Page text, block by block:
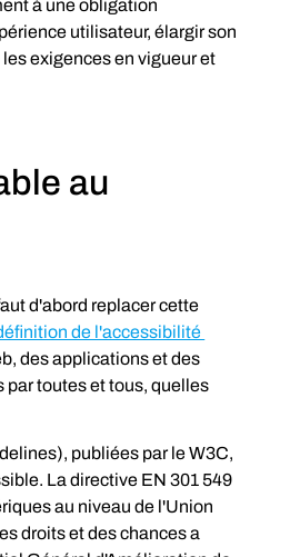
à une obligation
utilisateur, élargir son
exigences en vigueur et
au
d'abord replacer cette
de l'accessibilité
des applications et des
toutes et tous, quelles
publiées par le W3C,
La directive EN 301 549
au niveau de l'Union
droits et des chances a